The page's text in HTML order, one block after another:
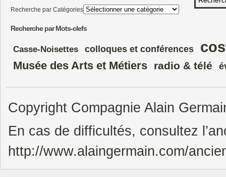
Recherche par Catégories
Recherche par Mots-clefs
Casse-Noisettes colloques et conférences
Musée des Arts et Métiers radio & télé
Copyright Compagnie Alain
En cas de difficultés, consultez
http://www.alaingermain.com/